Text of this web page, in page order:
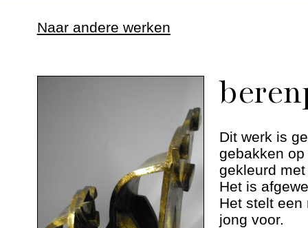
Home
Dieren urnen
Andere werken
Geschiedenis
Naar andere werken
Dit werk is
gebakken op
gekleurd
Het is
Het stelt een
jong voor.